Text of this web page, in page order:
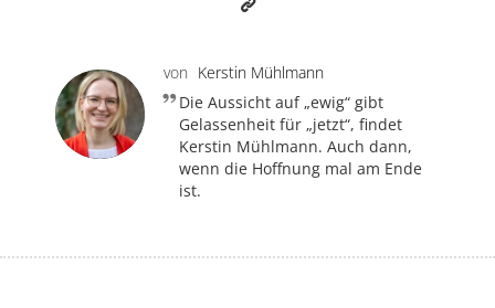
von Kerstin Mühlmann
Die Aussicht auf „ewig“ gibt
Gelassenheit für „jetzt“, findet
Kerstin Mühlmann. Auch dann,
wenn die Hoffnung mal am Ende
ist.